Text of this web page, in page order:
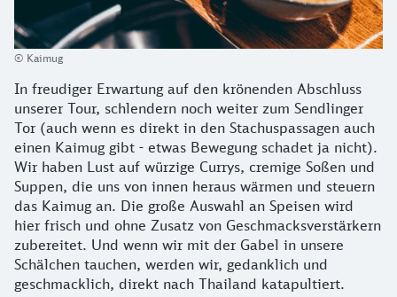
© Kaimug
In freudiger Erwartung auf den krönenden Abschluss
unserer Tour, schlendern noch weiter zum Sendlinger
Tor (auch wenn es direkt in den Stachuspassagen auch
einen Kaimug gibt - etwas Bewegung schadet ja nicht).
Wir haben Lust auf würzige Currys, cremige Soßen und
Suppen, die uns von innen heraus wärmen und steuern
das Kaimug an. Die große Auswahl an Speisen wird
hier frisch und ohne Zusatz von Geschmacksverstärkern
zubereitet. Und wenn wir mit der Gabel in unsere
Schälchen tauchen, werden wir, gedanklich und
geschmacklich, direkt nach Thailand katapultiert.